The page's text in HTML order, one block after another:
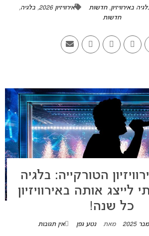
באירוויזיון,חדשות אירוויזיון 2026 ,בלגיה,
חדשות
הטורקייה: בלגיה
לייצג אותה באירוויזיון
כל שנה!
מאת נטע גפן אין תגובות